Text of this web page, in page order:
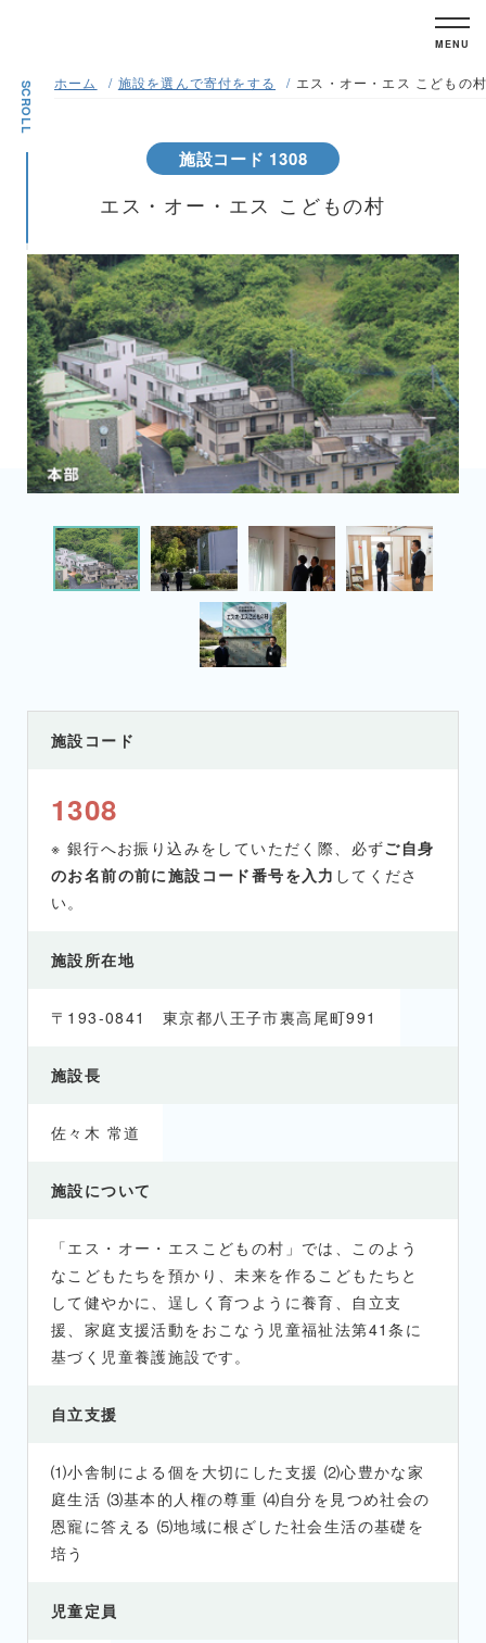
MENU
SCROLL ホーム 施設を選んで寄付をする エス・オー・エス こどもの
施設コード 1308
エス・オー・エス こどもの村
施設コード
1308
※ 銀行へお振り込みをしていただく際、必ずご自身
のお名前の前に施設コード番号を入力 してくださ
い。
施設所在地
〒193-0841 東京都八王子市裏高尾町991
施設長
佐々木 常道
施設について
「エス・オー・エスこどもの村」では、このよう
なこどもたちを預かり、未来を作るこどもたちと
して健やかに、逞しく育つように養育、自立支
援、家庭支援活動をおこなう児童福祉法第41条に
基づく児童養護施設です。
自立支援
⑴小舎制による個を大切にした支援 ⑵心豊かな家
庭生活 ⑶基本的人権の尊重 ⑷自分を見つめ社会の
恩寵に答える ⑸地域に根ざした社会生活の基礎を
培う
児童定員